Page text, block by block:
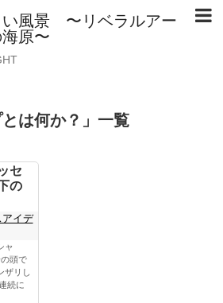
風景 〜リベラルアー
原〜
は何か？ 」 一覧
セ
の
アイデ
ャ
頭で
ザリし
続に